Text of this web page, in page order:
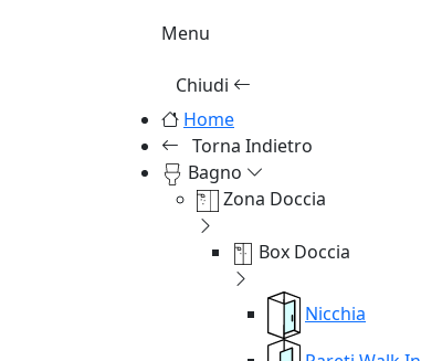
Menu
Chiudi
Home
Torna Indietro
Bagno
Zona Doccia
Box Doccia
Nicchia